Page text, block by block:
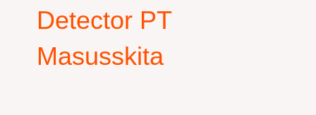
Detector PT
Masusskita